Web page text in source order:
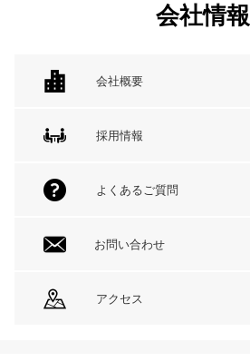
会社情報
会社概要
採用情報
よくあるご質問
お問い合わせ
アクセス